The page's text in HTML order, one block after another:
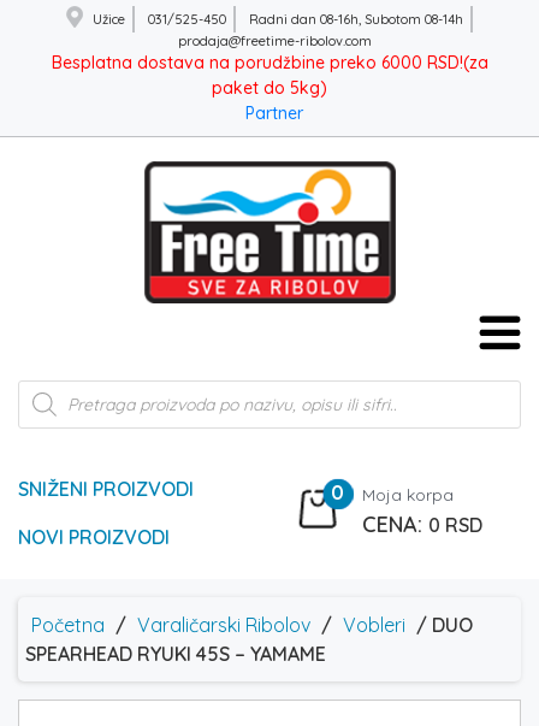
Užice 031/525-450
Radni dan 08-16h, Subotom 08-14h
prodaja@freetime-ribolov.com
Besplatna dostava na porudžbine preko 6000 RSD!(za
paket do 5kg)
Partner
Products
search
SNIŽENI PROIZVODI
NOVI PROIZVODI
0 Moja korpa
0 RSD
Početna / Varaličarski Ribolov / Vobleri / DUO
SPEARHEAD RYUKI 45S – YAMAME